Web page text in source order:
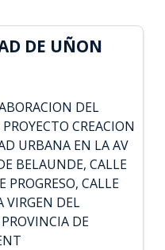
DE UÑON
DEL
CREACION
URBANA EN LA AV
BELAUNDE, CALLE
PROGRESO, CALLE
VIRGEN DEL
DE